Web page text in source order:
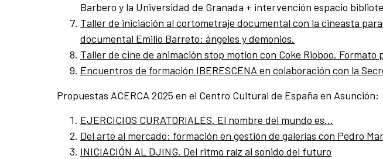
Barbero y la Universidad de Granada + intervención espacio
Taller de iniciación al cortometraje documental con la cineasta
documental Emilio Barreto: ángeles y demonios.
Taller de cine de animación stop motion con Coke Rioboo.
Encuentros de formación IBERESCENA en colaboración con la
Propuestas ACERCA 2025 en el Centro Cultural de España en Asunción:
EJERCICIOS CURATORIALES. El nombre del mundo es…
Del arte al mercado: formación en gestión de galerías con Pedro
INICIACIÓN AL DJING. Del ritmo raíz al sonido del futuro